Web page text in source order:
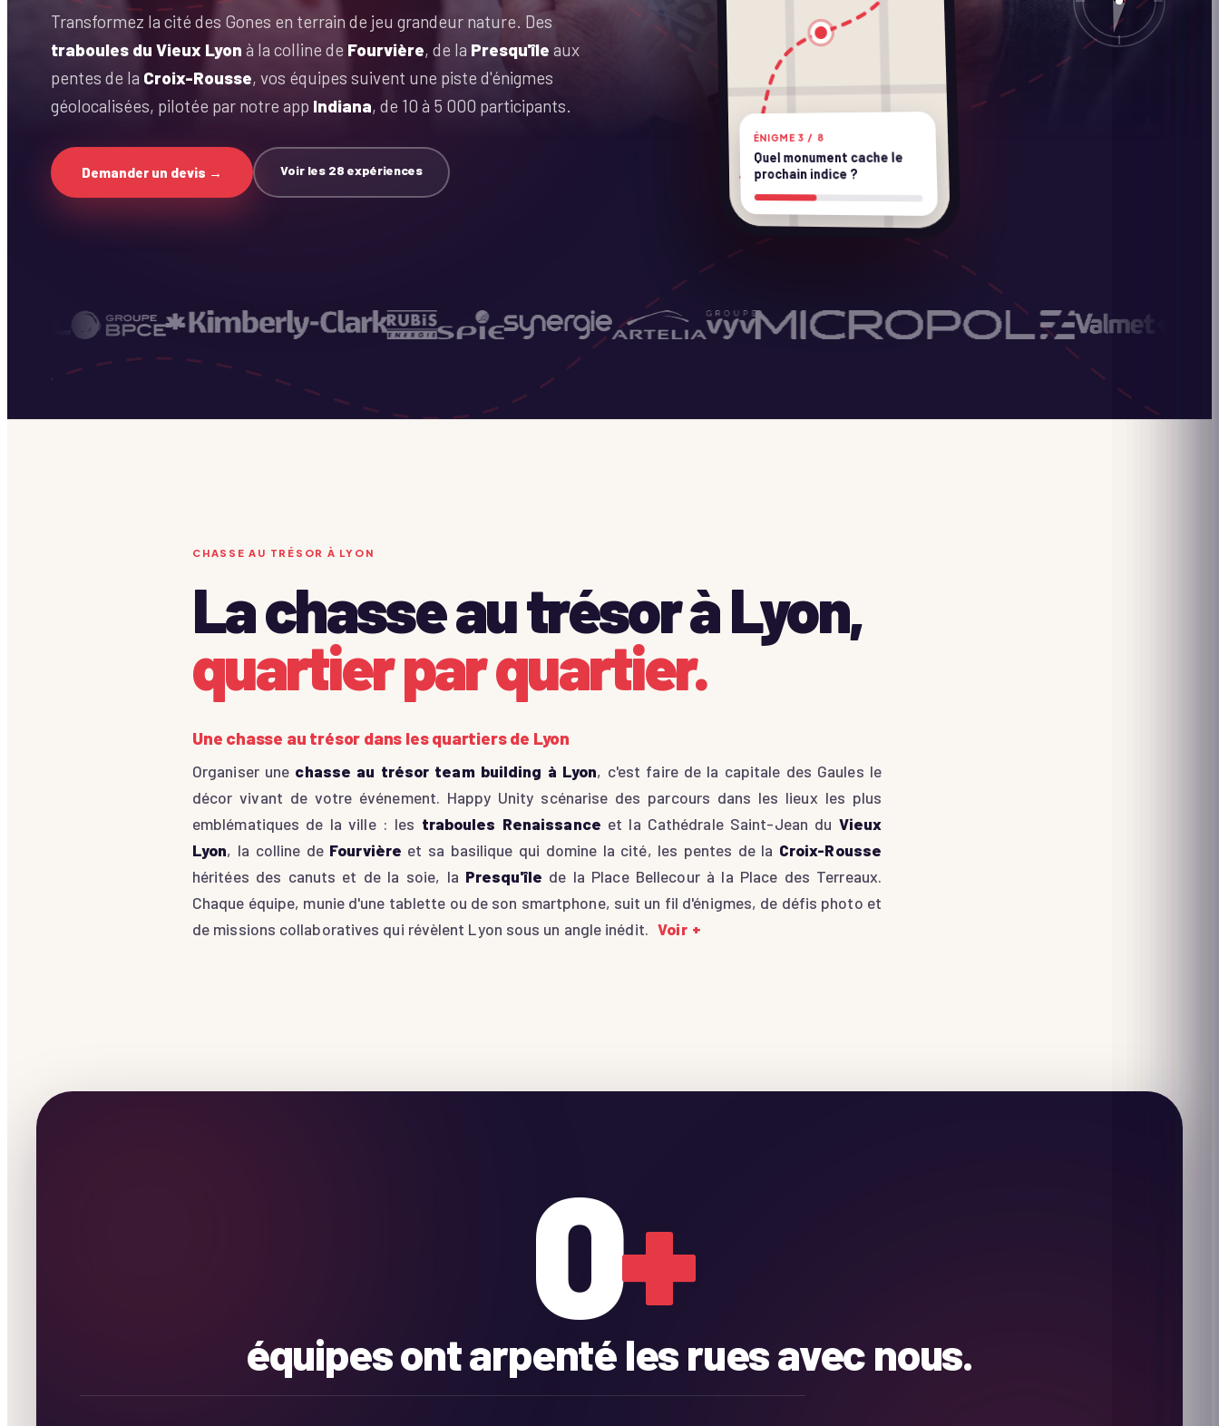
Buzzers et culture G !
Photo, BD, moodboard !
Culinaire
Musique & Danse
Montez sur scène !
RSE & Bien-Être
Team building Marseille
Team building Bordeaux
Team building Lille
Team building Nantes
Team building Strasbourg
Transformez la cité des Gones en terrain de jeu grandeur nature. Des
traboules du Vieux Lyon à la colline de Fourvière, de la Presqu'île aux
pentes de la Croix-Rousse, vos équipes suivent une piste d'énigmes
géolocalisées, pilotée par notre app Indiana, de 10 à 5 000 participants.
Demander un devis → Voir les 28 expériences
ÉNIGME 3 / 8
Quel monument cache le
prochain indice ?
CHASSE AU TRÉSOR À LYON
La chasse au trésor à Lyon,
quartier par quartier.
Une chasse au trésor dans les quartiers de Lyon
Organiser une chasse au trésor team building à Lyon, c'est faire de la capitale des Gaules le
décor vivant de votre événement. Happy Unity scénarise des parcours dans les lieux les plus
emblématiques de la ville : les traboules Renaissance et la Cathédrale Saint-Jean du Vieux
Lyon, la colline de Fourvière et sa basilique qui domine la cité, les pentes de la Croix-Rousse
héritées des canuts et de la soie, la Presqu'île de la Place Bellecour à la Place des Terreaux.
Chaque équipe, munie d'une tablette ou de son smartphone, suit un fil d'énigmes, de défis photo et
de missions collaboratives qui révèlent Lyon sous un angle inédit. Voir +
0+
équipes ont arpenté les rues avec nous.